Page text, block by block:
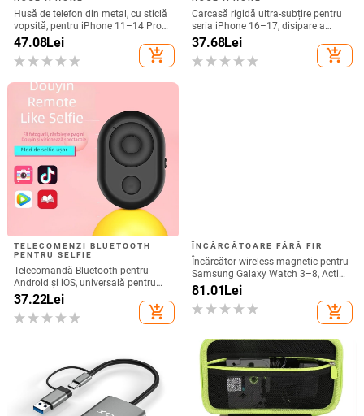
Husă de telefon din metal, cu sticlă
vopsită, pentru iPhone 11–14 Pro
Max, disipare căldură, model YK263
47.08Lei
add_shopping_cart
Carcasă rigidă ultra-subțire pentru
seria iPhone 16–17, disipare a
căldurii, protecție totală, anti-cadere
și rezistență la amprente
37.68Lei
add_shopping_cart
TELECOMENZI BLUETOOTH
PENTRU SELFIE
Telecomandă Bluetooth pentru
Android și iOS, universală pentru
selfie și filmare, model 6-key
tremolo, Vernon, material ABS,
greutate 15 g
37.22Lei
add_shopping_cart
ÎNCĂRCĂTOARE FĂRĂ FIR
Încărcător wireless magnetic pentru
Samsung Galaxy Watch 3–8, Active
1/2 • QC2.0 • Încărcare magnetică •
3W / 1A
81.01Lei
add_shopping_cart